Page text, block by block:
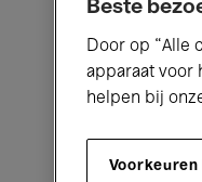
Beste
Door op “Alle
apparaat voor
helpen bij
Voorkeuren